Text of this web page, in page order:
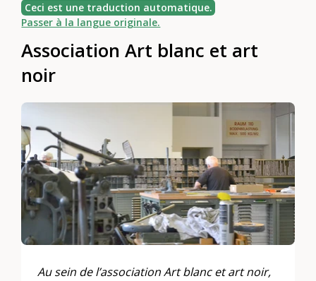
Ceci est une traduction automatique.
Passer à la langue originale.
Association Art blanc et art
noir
Au sein de l’association Art blanc et art noir,